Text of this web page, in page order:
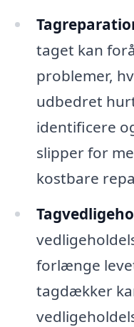
taget kan
problemer,
udbedret
identificere
slipper for
kostbare
forlænge
tagdækker